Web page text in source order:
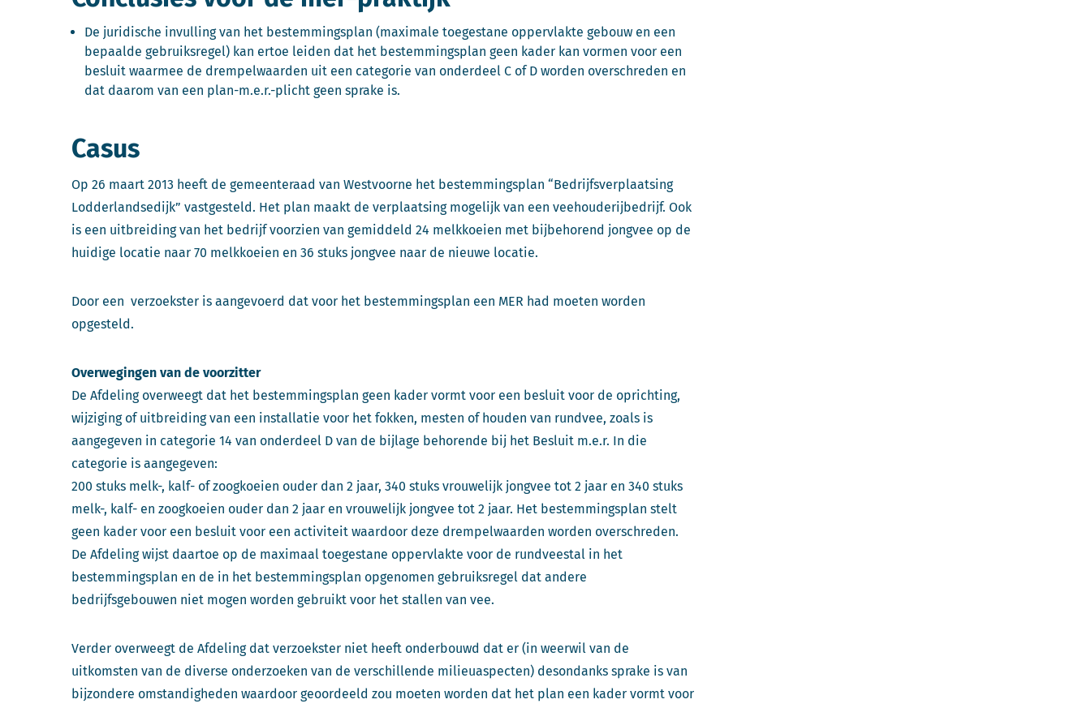
De juridische invulling van het bestemmingsplan (maximale toegestane oppervlakte gebouw en een
bepaalde gebruiksregel) kan ertoe leiden dat het bestemmingsplan geen kader kan vormen voor een
besluit waarmee de drempelwaarden uit een categorie van onderdeel C of D worden overschreden en
dat daarom van een plan-m.e.r.-plicht geen sprake is.
Casus
Op 26 maart 2013 heeft de gemeenteraad van Westvoorne het bestemmingsplan “Bedrijfsverplaatsing
Lodderlandsedijk” vastgesteld. Het plan maakt de verplaatsing mogelijk van een veehouderijbedrijf. Ook
is een uitbreiding van het bedrijf voorzien van gemiddeld 24 melkkoeien met bijbehorend jongvee op de
huidige locatie naar 70 melkkoeien en 36 stuks jongvee naar de nieuwe locatie.
Door een verzoekster is aangevoerd dat voor het bestemmingsplan een MER had moeten worden
opgesteld.
Overwegingen van de voorzitter
De Afdeling overweegt dat het bestemmingsplan geen kader vormt voor een besluit voor de oprichting,
wijziging of uitbreiding van een installatie voor het fokken, mesten of houden van rundvee, zoals is
aangegeven in categorie 14 van onderdeel D van de bijlage behorende bij het Besluit m.e.r. In die
categorie is aangegeven:
200 stuks melk-, kalf- of zoogkoeien ouder dan 2 jaar, 340 stuks vrouwelijk jongvee tot 2 jaar en 340 stuks
melk-, kalf- en zoogkoeien ouder dan 2 jaar en vrouwelijk jongvee tot 2 jaar. Het bestemmingsplan stelt
geen kader voor een besluit voor een activiteit waardoor deze drempelwaarden worden overschreden.
De Afdeling wijst daartoe op de maximaal toegestane oppervlakte voor de rundveestal in het
bestemmingsplan en de in het bestemmingsplan opgenomen gebruiksregel dat andere
bedrijfsgebouwen niet mogen worden gebruikt voor het stallen van vee.
Verder overweegt de Afdeling dat verzoekster niet heeft onderbouwd dat er (in weerwil van de
uitkomsten van de diverse onderzoeken van de verschillende milieuaspecten) desondanks sprake is van
bijzondere omstandigheden waardoor geoordeeld zou moeten worden dat het plan een kader vormt voor